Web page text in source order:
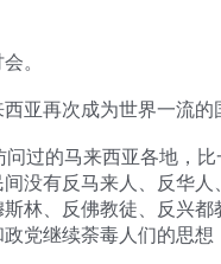
。
亚再次成为世界一流的
过的马来西亚各地，
没有反马来人、反华人
林、反佛教徒、反兴都
党继续荼毒人们的思想